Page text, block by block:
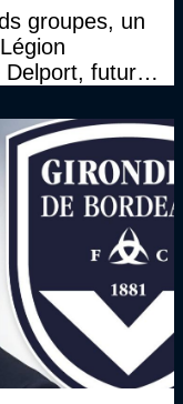
groupes, un
Delport, futur